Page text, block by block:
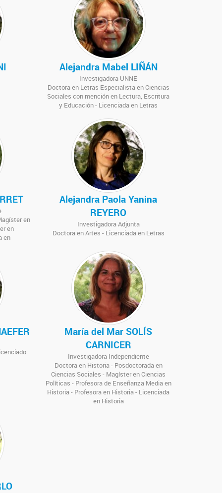
Alejandra Mabel LIÑÁN
Investigadora UNNE
Doctora en Letras Especialista en Ciencias
Sociales con mención en Lectura, Escritura
y Educación - Licenciada en Letras
en
en
en
Alejandra Paola Yanina
REYERO
Investigadora Adjunta
Doctora en Artes - Licenciada en Letras
María del Mar SOLÍS
CARNICER
Investigadora Independiente
Doctora en Historia - Posdoctorada en
Ciencias Sociales - Magíster en Ciencias
Políticas - Profesora de Enseñanza Media en
Historia - Profesora en Historia - Licenciada
en Historia